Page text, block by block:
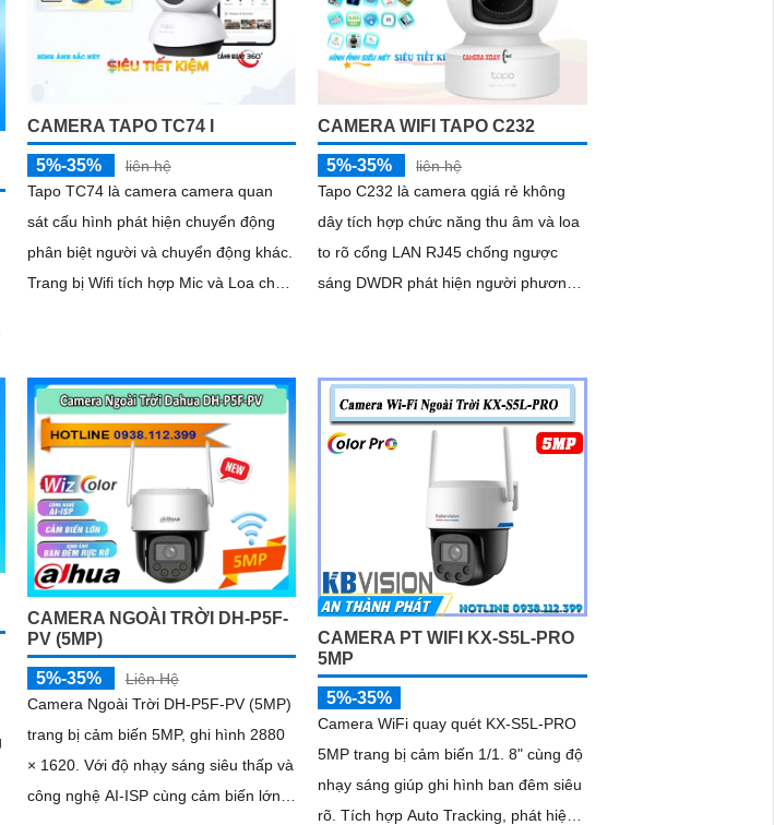
CAMERA TAPO TC74 I
5%-35%
liên hệ
Tapo TC74 là camera camera quan
sát cấu hình phát hiện chuyển động
phân biệt người và chuyển động khác.
Trang bị Wifi tích hợp Mic và Loa cho
CAMERA WIFI TAPO C232
5%-35%
liên hệ
Tapo C232 là camera qgiá rẻ không
dây tích hợp chức năng thu âm và loa
to rõ cổng LAN RJ45 chống ngược
sáng DWDR phát hiện người phương
hồng ngoại 10m khe thẻ nhớ 512GB
giúp giám sát tốt hơn trong điều kiện
thiếu sáng
CAMERA NGOÀI TRỜI DH-P5F-
PV (5MP)
5%-35%
Liên Hệ
Camera Ngoài Trời DH-P5F-PV (5MP)
trang bị cảm biến 5MP, ghi hình 2880
× 1620. Với độ nhạy sáng siêu thấp và
công nghệ AI-ISP cùng cảm biến lớn,
CAMERA PT WIFI KX-S5L-PRO
5MP
5%-35%
Camera WiFi quay quét KX-S5L-PRO
5MP trang bị cảm biến 1/1. 8" cùng độ
nhạy sáng giúp ghi hình ban đêm siêu
rõ. Tích hợp Auto Tracking, phát hiện